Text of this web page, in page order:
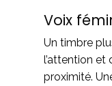
Voix
Un timbre
l’attention et
proximité.